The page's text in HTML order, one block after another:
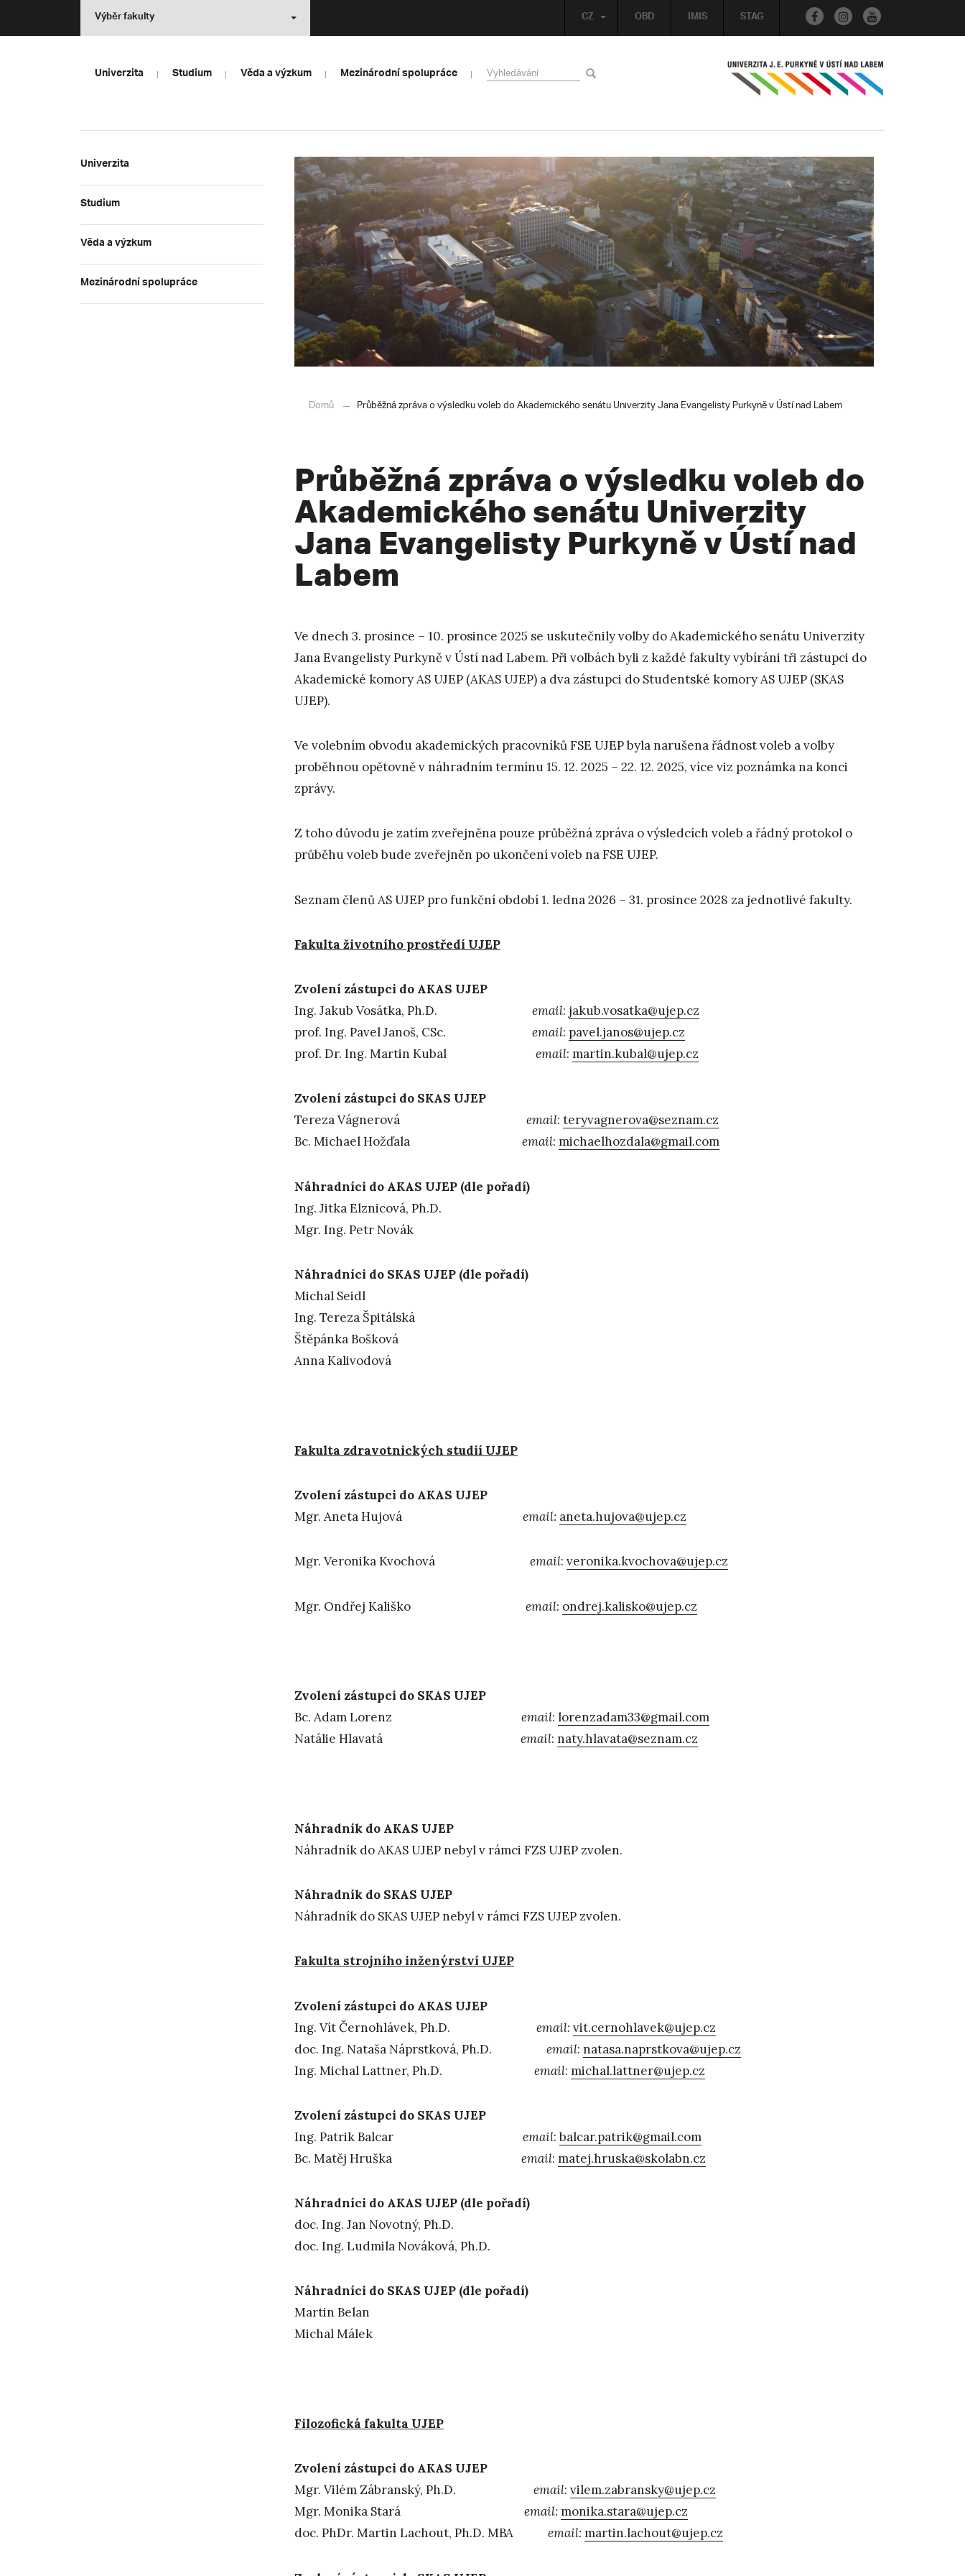
OBD IMIS STAG
CZ
Výběr fakulty
Univerzita Studium Věda a výzkum Mezinárodní spolupráce
Univerzita
Studium
Věda a výzkum
Mezinárodní spolupráce
Domů Průběžná zpráva o výsledku voleb do Akademického senátu Univerzity Jana Evangelisty Purkyně v Ústí nad Labem
Průběžná zpráva o výsledku voleb do
Akademického senátu Univerzity
Jana Evangelisty Purkyně v Ústí nad
Labem
Ve dnech 3. prosince – 10. prosince 2025 se uskutečnily volby do Akademického senátu Univerzity
Jana Evangelisty Purkyně v Ústí nad Labem. Při volbách byli z každé fakulty vybíráni tři zástupci do
Akademické komory AS UJEP (AKAS UJEP) a dva zástupci do Studentské komory AS UJEP (SKAS
UJEP).
Ve volebním obvodu akademických pracovníků FSE UJEP byla narušena řádnost voleb a volby
proběhnou opětovně v náhradním termínu 15. 12. 2025 – 22. 12. 2025, více viz poznámka na konci
zprávy.
Z toho důvodu je zatím zveřejněna pouze průběžná zpráva o výsledcích voleb a řádný protokol o
průběhu voleb bude zveřejněn po ukončení voleb na FSE UJEP.
Seznam členů AS UJEP pro funkční období 1. ledna 2026 – 31. prosince 2028 za jednotlivé fakulty.
Fakulta životního prostředí UJEP
Zvolení zástupci do AKAS UJEP
Ing. Jakub Vosátka, Ph.D. email: jakub.vosatka@ujep.cz
prof. Ing. Pavel Janoš, CSc. email: pavel.janos@ujep.cz
prof. Dr. Ing. Martin Kubal email: martin.kubal@ujep.cz
Zvolení zástupci do SKAS UJEP
Tereza Vágnerová email: teryvagnerova@seznam.cz
Bc. Michael Hožďala email: michaelhozdala@gmail.com
Náhradníci do AKAS UJEP (dle pořadí)
Ing. Jitka Elznicová, Ph.D.
Mgr. Ing. Petr Novák
Náhradníci do SKAS UJEP (dle pořadí)
Michal Seidl
Ing. Tereza Špitálská
Štěpánka Bošková
Anna Kalivodová
Fakulta zdravotnických studií UJEP
Zvolení zástupci do AKAS UJEP
Mgr. Aneta Hujová email: aneta.hujova@ujep.cz
Mgr. Veronika Kvochová email: veronika.kvochova@ujep.cz
Mgr. Ondřej Kališko email: ondrej.kalisko@ujep.cz
Zvolení zástupci do SKAS UJEP
Bc. Adam Lorenz email: lorenzadam33@gmail.com
Natálie Hlavatá email: naty.hlavata@seznam.cz
Náhradník do AKAS UJEP
Náhradník do AKAS UJEP nebyl v rámci FZS UJEP zvolen.
Náhradník do SKAS UJEP
Náhradník do SKAS UJEP nebyl v rámci FZS UJEP zvolen.
Fakulta strojního inženýrství UJEP
Zvolení zástupci do AKAS UJEP
Ing. Vít Černohlávek, Ph.D. email: vit.cernohlavek@ujep.cz
doc. Ing. Nataša Náprstková, Ph.D. email: natasa.naprstkova@ujep.cz
Ing. Michal Lattner, Ph.D. email: michal.lattner@ujep.cz
Zvolení zástupci do SKAS UJEP
Ing. Patrik Balcar email:balcar.patrik@gmail.com
Bc. Matěj Hruška email: matej.hruska@skolabn.cz
Náhradníci do AKAS UJEP (dle pořadí)
doc. Ing. Jan Novotný, Ph.D.
doc. Ing. Ludmila Nováková, Ph.D.
Náhradníci do SKAS UJEP (dle pořadí)
Martin Belan
Michal Málek
Filozofická fakulta UJEP
Zvolení zástupci do AKAS UJEP
Mgr. Vilém Zábranský, Ph.D. email: vilem.zabransky@ujep.cz
Mgr. Monika Stará email: monika.stara@ujep.cz
doc. PhDr. Martin Lachout, Ph.D. MBA email: martin.lachout@ujep.cz